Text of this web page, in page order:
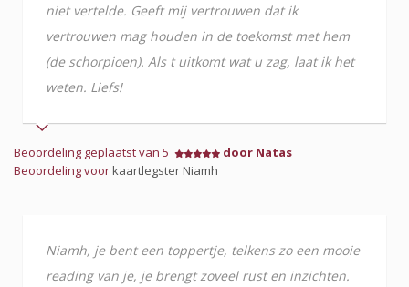
niet vertelde. Geeft mij vertrouwen dat ik
vertrouwen mag houden in de toekomst met hem
(de schorpioen). Als t uitkomt wat u zag, laat ik het
weten. Liefs!
Beoordeling geplaatst van 5
door Natas
Beoordeling voorkaartlegster Niamh
Niamh, je bent een toppertje, telkens zo een mooie
reading van je, je brengt zoveel rust en inzichten.